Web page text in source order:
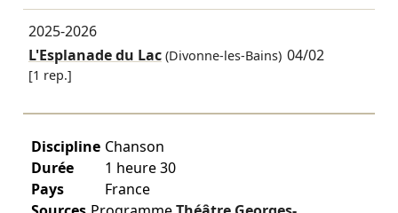
2025-2026
L'Esplanade du Lac(Divonne-les-Bains) 04/02
[1 rep.]
Discipline Chanson
Durée
1 heure 30
Pays
France